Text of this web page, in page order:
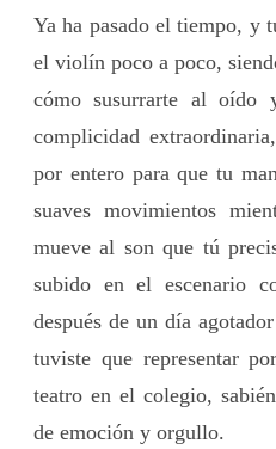
Ya ha pasado el tiempo, y
el violín poco a poco,
cómo susurrarte al oído
complicidad
por entero para que tu
suaves movimientos
mueve al son que tú
subido en el escenario
después de un día
tuviste que representar
teatro en el colegio,
de emoción y orgullo.